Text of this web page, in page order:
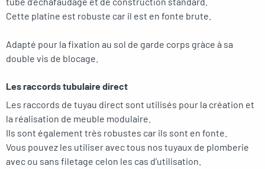
Cette platine est robuste car il est en fonte brute.
Adapté pour la fixation au sol de garde corps gràce à sa
double vis de blocage.
Les raccords tubulaire direct
Les raccords de tuyau direct sont utilisés pour la création et
la réalisation de meuble modulaire.
Ils sont également très robustes car ils sont en fonte.
Vous pouvez les utiliser avec tous nos tuyaux de plomberie
avec ou sans filetage celon les cas d’utilisation.